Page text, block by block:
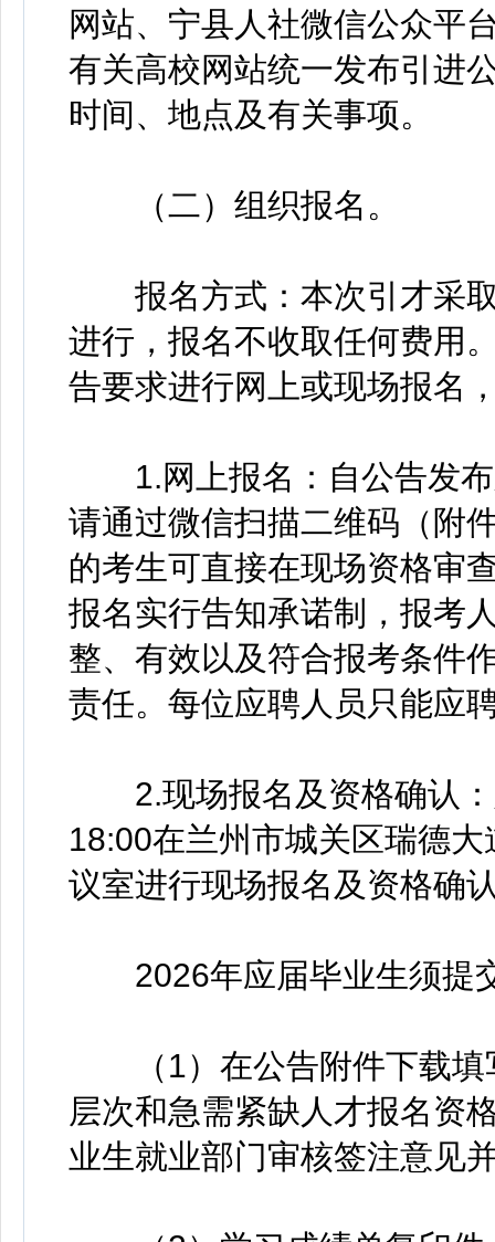
网站、宁县人社微信公众平
有关高校网站统一发布引进
时间、地点及有关事项。
（二）组织报名。
报名方式：本次引才采取
进行，报名不收取任何费用
告要求进行网上或现场报名
1.网上报名：自公告发布
请通过微信扫描二维码（附
的考生可直接在现场资格审
报名实行告知承诺制，报考
整、有效以及符合报考条件
责任。每位应聘人员只能应
2.现场报名及资格确认：
18:00在兰州市城关区瑞德
议室进行现场报名及资格确
2026年应届毕业生须提
（1）在公告附件下载填
层次和急需紧缺人才报名资
业生就业部门审核签注意见